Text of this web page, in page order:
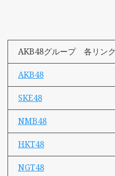
AKB48グループ 各リンク
AKB48
SKE48
NMB48
HKT48
NGT48